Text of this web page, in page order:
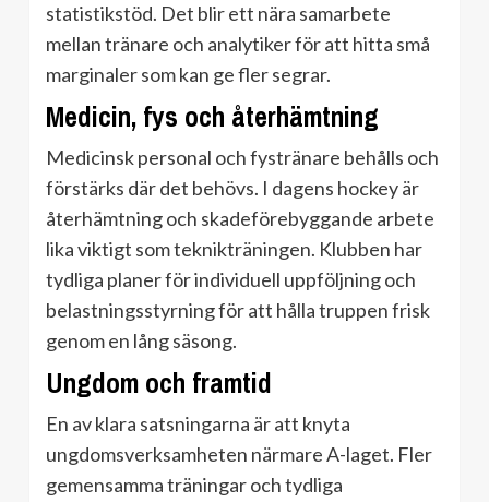
statistikstöd. Det blir ett nära samarbete
mellan tränare och analytiker för att hitta små
marginaler som kan ge fler segrar.
Medicin, fys och återhämtning
Medicinsk personal och fystränare behålls och
förstärks där det behövs. I dagens hockey är
återhämtning och skadeförebyggande arbete
lika viktigt som teknikträningen. Klubben har
tydliga planer för individuell uppföljning och
belastningsstyrning för att hålla truppen frisk
genom en lång säsong.
Ungdom och framtid
En av klara satsningarna är att knyta
ungdomsverksamheten närmare A-laget. Fler
gemensamma träningar och tydliga